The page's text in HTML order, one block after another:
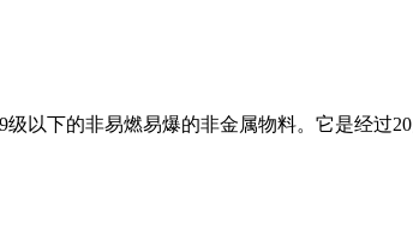
以下的非易燃易爆的非金属物料。它是经过